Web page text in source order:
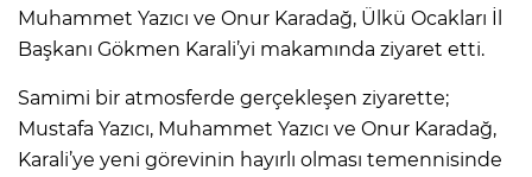
Muhammet Yazıcı ve Onur Karadağ, Ülkü Ocakları İl
Başkanı Gökmen Karali’yi makamında ziyaret etti.
Samimi bir atmosferde gerçekleşen ziyarette;
Mustafa Yazıcı, Muhammet Yazıcı ve Onur Karadağ,
Karali’ye yeni görevinin hayırlı olması temennisinde